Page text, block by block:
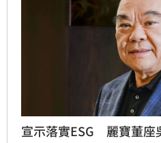
宣示落實ESG 麗寶董座